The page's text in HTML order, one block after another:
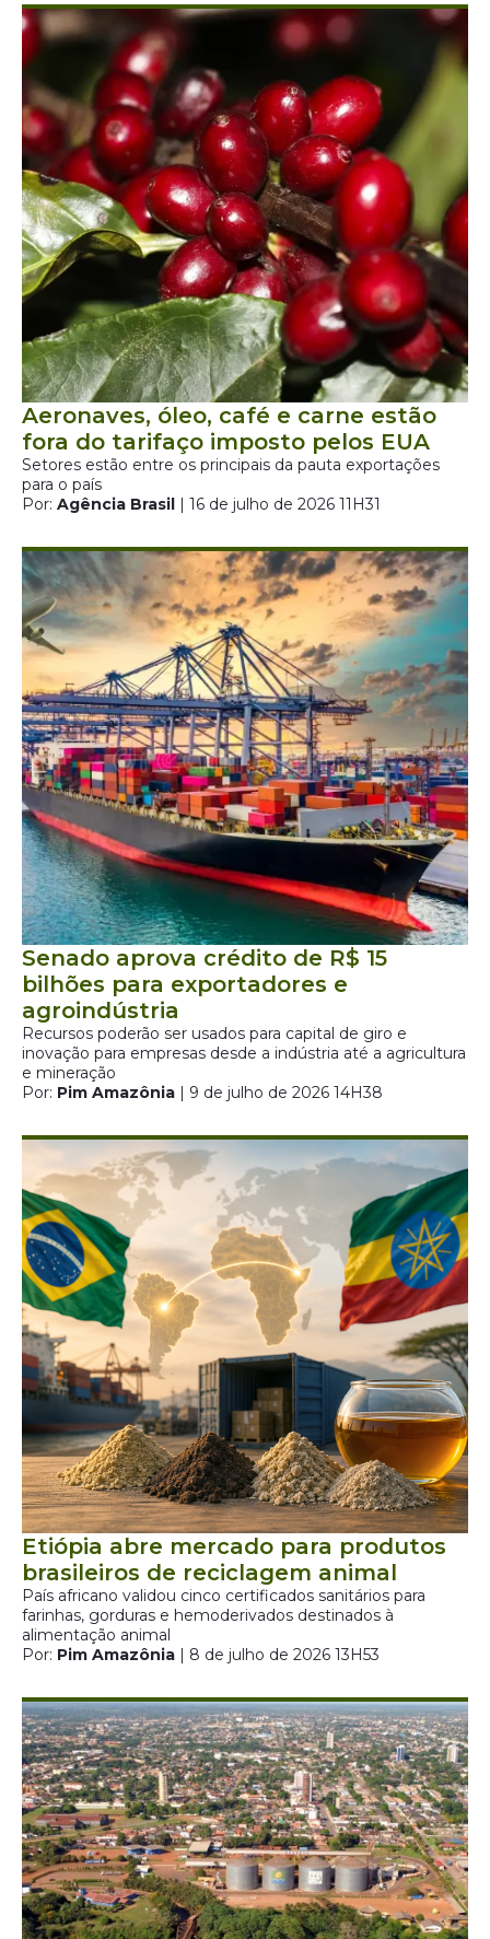
Aeronaves, óleo, café e carne estão
fora do tarifaço imposto pelos EUA
Setores estão entre os principais da pauta exportações
para o país
Por: Agência Brasil | 16 de julho de 2026 11H31
Senado aprova crédito de R$ 15
bilhões para exportadores e
agroindústria
Recursos poderão ser usados para capital de giro e
inovação para empresas desde a indústria até a agricultura
e mineração
Por: Pim Amazônia | 9 de julho de 2026 14H38
Etiópia abre mercado para produtos
brasileiros de reciclagem animal
País africano validou cinco certificados sanitários para
farinhas, gorduras e hemoderivados destinados à
alimentação animal
Por: Pim Amazônia | 8 de julho de 2026 13H53